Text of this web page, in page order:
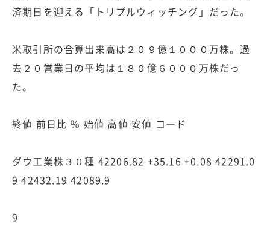
済期日を迎える「トリプルウィッチング」だった。
米取引所の合算出来高は２０９億１０００万株。過
去２０営業日の平均は１８０億６０００万株だっ
た。
終値 前日比 ％ 始値 高値 安値 コード
ダウ工業株３０種 42206.82 +35.16 +0.08 42291.0
9 42432.19 42089.9
9